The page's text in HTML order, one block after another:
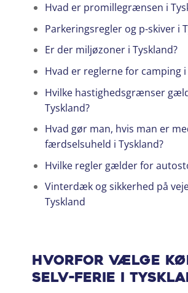
Hvad er promillegrænsen i
Parkeringsregler og p-skiver i
Er der miljøzoner i Tyskland?
Hvad er reglerne for camping i
Hvilke hastighedsgrænser
Tyskland?
Hvad gør man, hvis man er
færdselsuheld i Tyskland?
Hvilke regler gælder for
Vinterdæk og sikkerhed på
Tyskland
Hvorfor vælge
selv-ferie i